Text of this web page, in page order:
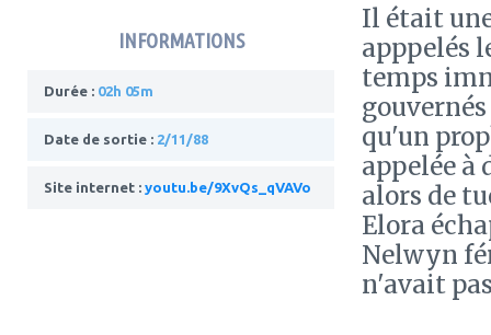
INFORMATIONS
Durée : 02h 05m
Date de sortie : 2/11/88
Site internet : youtu.be/9XvQs_qVAVo
Il était
apppelés
temps
qu'un
appelée à
alors de
Elora
Nelwyn
n'avait